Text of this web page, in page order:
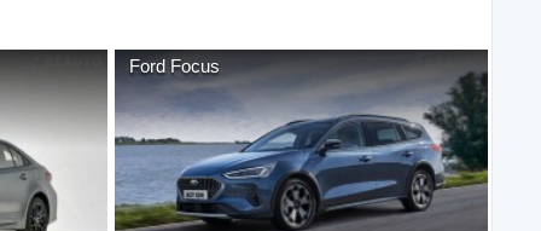
Ford Focus